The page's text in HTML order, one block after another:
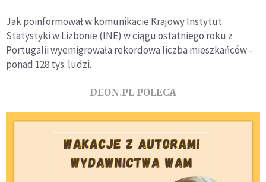
Jak poinformował w komunikacie Krajowy Instytut
Statystyki w Lizbonie (INE) w ciągu ostatniego roku z
Portugalii wyemigrowała rekordowa liczba mieszkańców -
ponad 128 tys. ludzi.
DEON.PL POLECA